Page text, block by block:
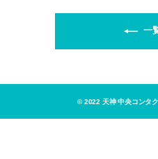
一
© 2022 天神 中央コンタ